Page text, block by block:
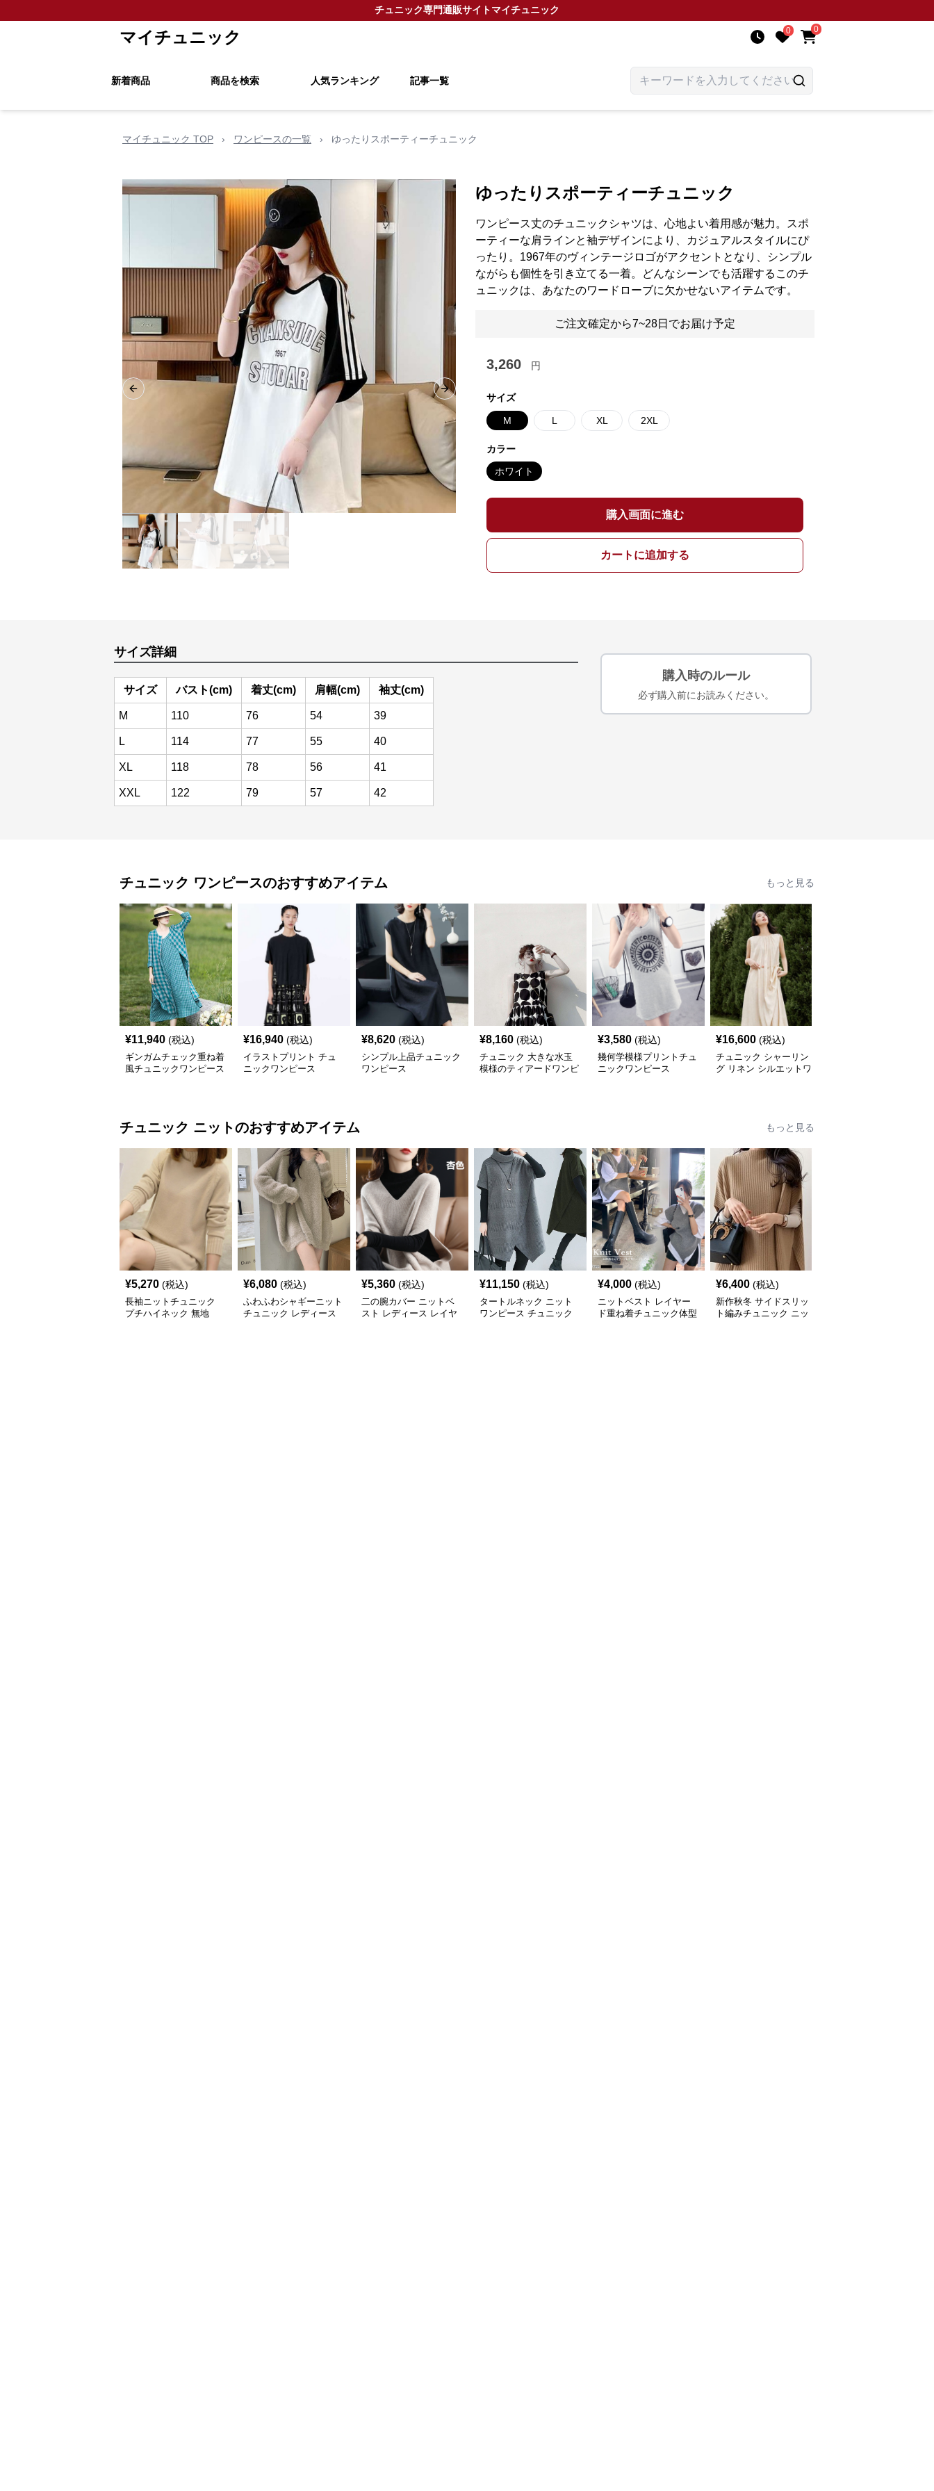
チュニック専門通販サイトマイチュニック
マイチュニック 0 0
新着商品 商品を検索 人気ランキング 記事一覧
マイチュニック TOP › ワンピースの一覧 › ゆったりスポーティーチュニック
Previous slide Next slide
ゆったりスポーティーチュニック
ワンピース丈のチュニックシャツは、心地よい着用感が魅力。スポ
ーティーな肩ラインと袖デザインにより、カジュアルスタイルにぴ
ったり。1967年のヴィンテージロゴがアクセントとなり、シンプル
ながらも個性を引き立てる一着。どんなシーンでも活躍するこのチ
ュニックは、あなたのワードローブに欠かせないアイテムです。
ご注文確定から7~28日でお届け予定
3,260 円
サイズ
M L XL 2XL
カラー
ホワイト
購入画面に進む
カートに追加する
サイズ詳細
サイズ バスト(cm) 着丈(cm) 肩幅(cm) 袖丈(cm)
M 110 76 54 39
L 114 77 55 40
XL 118 78 56 41
XXL 122 79 57 42
購入時のルール
必ず購入前にお読みください。
チュニック ワンピースのおすすめアイテム もっと見る
¥11,940 (税込)
ギンガムチェック重ね着
風チュニックワンピース
¥16,940 (税込)
イラストプリント チュ
ニックワンピース
¥8,620 (税込)
シンプル上品チュニック
ワンピース
¥8,160 (税込)
チュニック 大きな水玉
模様のティアードワンピ
¥3,580 (税込)
幾何学模様プリントチュ
ニックワンピース
¥16,600 (税込)
チュニック シャーリン
グ リネン シルエットワ
チュニック ニットのおすすめアイテム もっと見る
¥5,270 (税込)
長袖ニットチュニック
プチハイネック 無地
¥6,080 (税込)
ふわふわシャギーニット
チュニック レディース
¥5,360 (税込)
二の腕カバー ニットベ
スト レディース レイヤ
¥11,150 (税込)
タートルネック ニット
ワンピース チュニック
¥4,000 (税込)
ニットベスト レイヤー
ド重ね着チュニック体型
¥6,400 (税込)
新作秋冬 サイドスリッ
ト編みチュニック ニッ